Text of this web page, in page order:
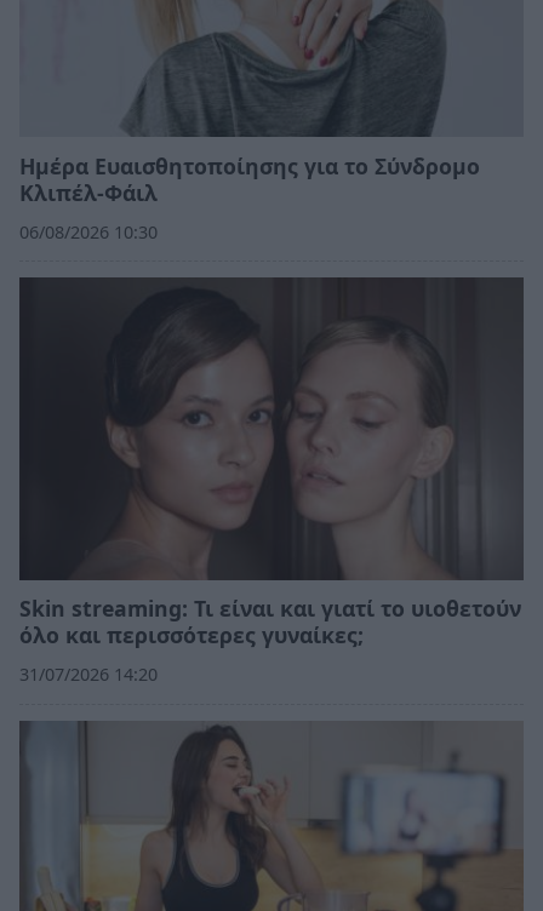
Ημέρα Ευαισθητοποίησης για το Σύνδρομο
Κλιπέλ-Φάιλ
06/08/2026 10:30
Skin streaming: Τι είναι και γιατί το υιοθετούν
όλο και περισσότερες γυναίκες;
31/07/2026 14:20